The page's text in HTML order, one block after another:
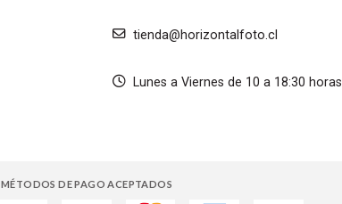
tienda@horizontalfoto.cl
Lunes a Viernes de 10 a 18:30 horas
MÉTODOS DE PAGO ACEPTADOS